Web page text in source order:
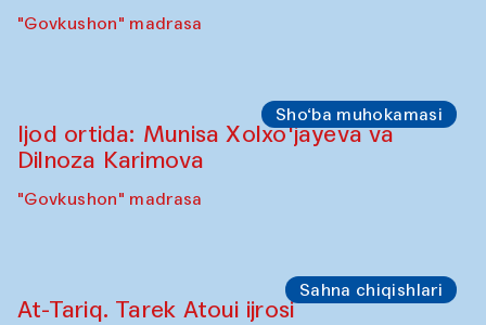
"Govkushon" madrasa
Sho‘ba muhokamasi
Ijod ortida: Munisa Xolxo'jayeva va
Dilnoza Karimova
"Govkushon" madrasa
Sahna chiqishlari
At-Tariq. Tarek Atoui ijrosi